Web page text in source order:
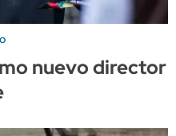
nuevo director